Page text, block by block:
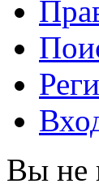
Вы не